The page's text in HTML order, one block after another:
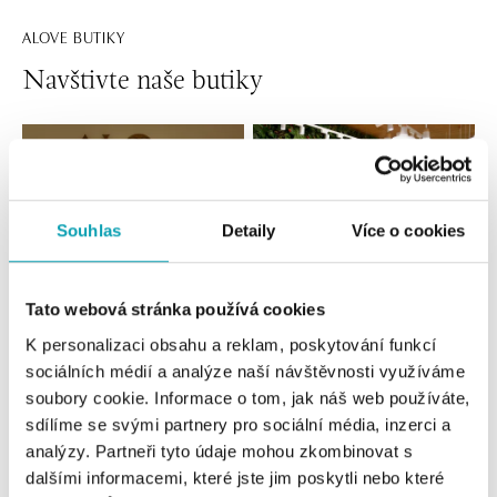
Souhlas Detaily Více o cookies
Tato webová stránka používá cookies
K personalizaci obsahu a reklam, poskytování funkcí
sociálních médií a analýze naší návštěvnosti využíváme
soubory cookie. Informace o tom, jak náš web používáte,
sdílíme se svými partnery pro sociální média, inzerci a
analýzy. Partneři tyto údaje mohou zkombinovat s
dalšími informacemi, které jste jim poskytli nebo které
ALOVE BUTIKY
Navštivte naše butiky
Všechny Česko Slovensko
ALOve OC Nový Smíchov, Praha 5
Plzeňská 8, 150 00 Praha 5 - Anděl
tel.: +420736509250